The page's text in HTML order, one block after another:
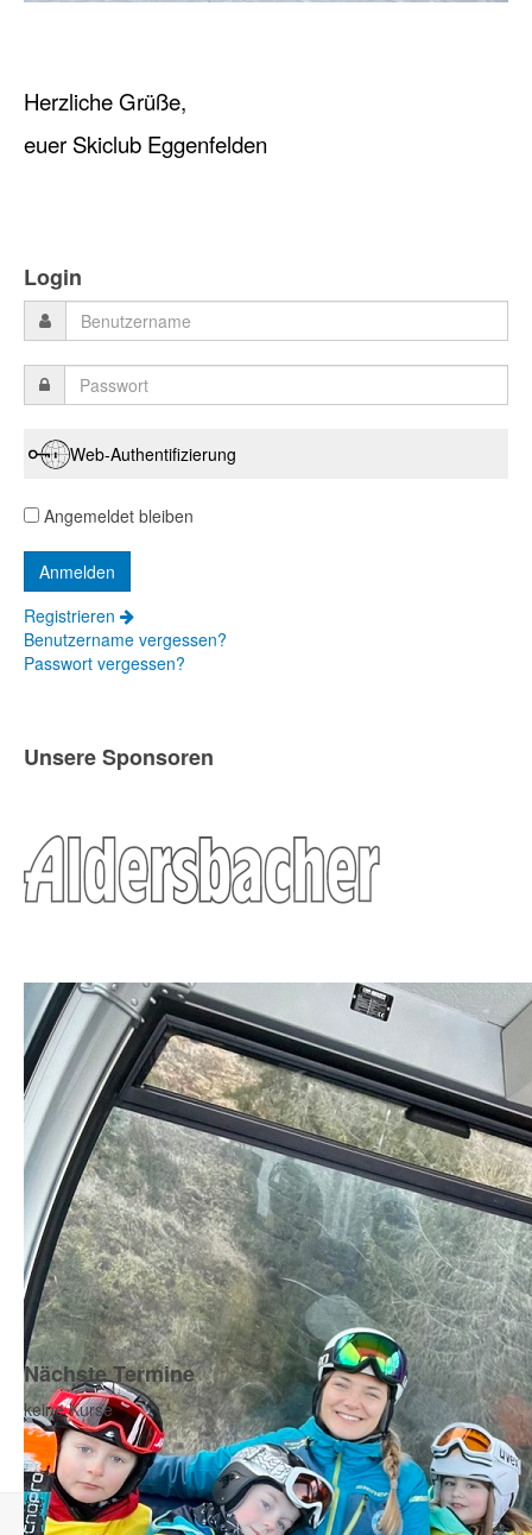
Herzliche Grüße,
euer Skiclub Eggenfelden
Login
Web-Authentifizierung
Angemeldet bleiben
Registrieren
Benutzername vergessen?
Passwort vergessen?
Unsere Sponsoren
Nächste Termine
keine Kurse